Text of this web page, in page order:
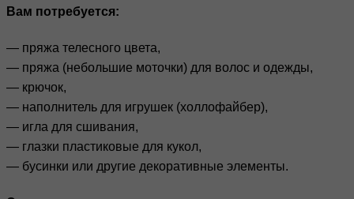
Вам потребуется:
— пряжа телесного цвета,
— пряжа (небольшие моточки) для волос и одежды,
— крючок,
— наполнитель для игрушек (холлофайбер),
— игла для сшивания,
— глазки пластиковые для кукол,
— бусинки или другие декоративные элементы.